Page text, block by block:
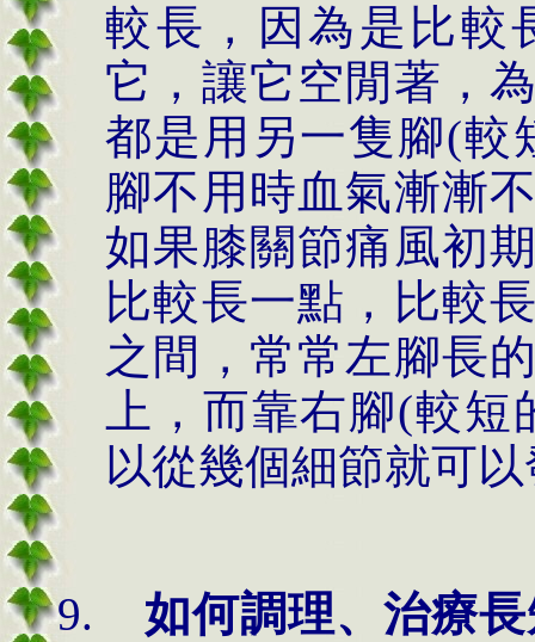
較長，因為是比較
它，讓它空閒著，
都是用另一隻腳(較
腳不用時血氣漸漸
如果膝關節痛風初
比較長一點，比較
之間，常常左腳長
上，而靠右腳(較短
以從幾個細節就可
如何調理、治療